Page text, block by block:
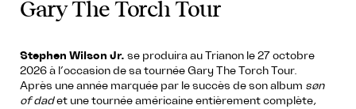
Gary The Torch Tour
Stephen Wilson Jr. se produira au Trianon le 27 octobre
2026 à l’occasion de sa tournée Gary The Torch Tour.
Après une année marquée par le succès de son album søn
of dadet une tournée américaine entièrement complète,